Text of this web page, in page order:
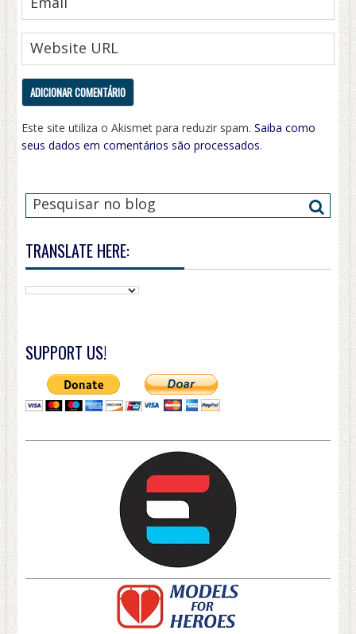
Este site utiliza o Akismet para reduzir spam.Saiba como
seus dados em comentários são processados.
TRANSLATE HERE:
SUPPORT US!